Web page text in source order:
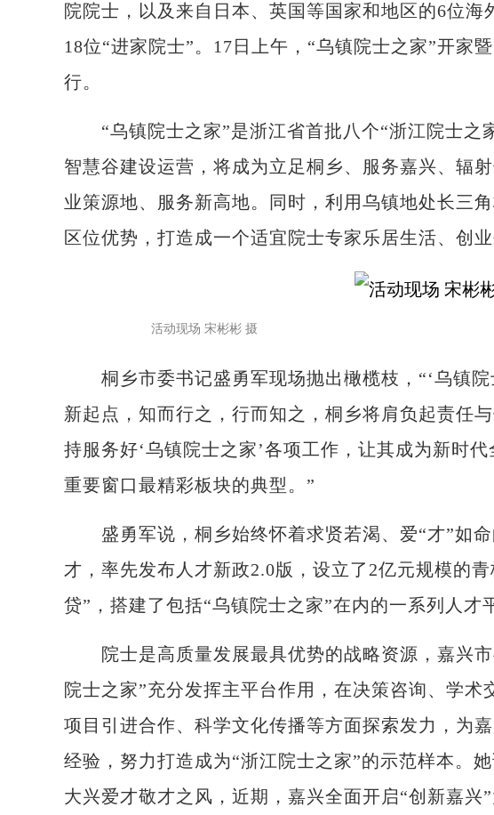
院院士，以及来自日本、英国等国家和地区的6位海
18位“进家院士”。17日上午，“乌镇院士之家”开家
行。
“乌镇院士之家”是浙江省首批八个“浙江院士之
智慧谷建设运营，将成为立足桐乡、服务嘉兴、辐
业策源地、服务新高地。同时，利用乌镇地处长三
区位优势，打造成一个适宜院士专家乐居生活、创业
活动现场 宋彬彬 摄
桐乡市委书记盛勇军现场抛出橄榄枝，“‘乌镇院
新起点，知而行之，行而知之，桐乡将肩负起责任
持服务好‘乌镇院士之家’各项工作，让其成为新时
重要窗口最精彩板块的典型。”
盛勇军说，桐乡始终怀着求贤若渴、爱“才”如命
才，率先发布人才新政2.0版，设立了2亿元规模的
贷”，搭建了包括“乌镇院士之家”在内的一系列人才
院士是高质量发展最具优势的战略资源，嘉兴市
院士之家”充分发挥主平台作用，在决策咨询、学术
项目引进合作、科学文化传播等方面探索发力，为
经验，努力打造成为“浙江院士之家”的示范样本。
大兴爱才敬才之风，近期，嘉兴全面开启“创新嘉兴